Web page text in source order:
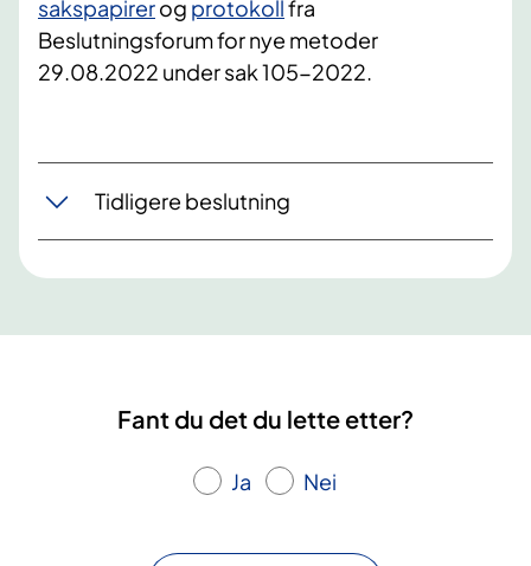
sakspapirerog protokollfra
Beslutningsforum for nye metoder
29.08.2022 under sak 105-2022.
Tidligere beslutning
Fant du det du lette etter?
Ja Nei